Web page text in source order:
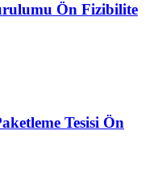
Ön Fizibilite
Tesisi Ön